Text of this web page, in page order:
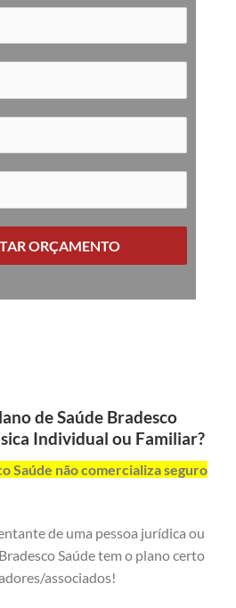
ORÇAMENTO
de Saúde Bradesco
Individual ou Familiar?
Saúde não comercializa seguro
de uma pessoa jurídica ou
Bradesco Saúde tem o plano certo
associados!